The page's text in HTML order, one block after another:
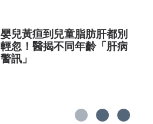
嬰兒黃疸到兒童脂肪肝都別
輕忽！醫揭不同年齡「肝病
警訊」